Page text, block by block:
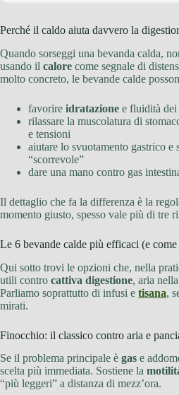
Perché il caldo aiuta davvero la
Quando sorseggi una bevanda calda,
usando il calore come segnale di
molto concreto, le bevande calde
favorire idratazione e fluidità dei
rilassare la muscolatura di
e tensioni
aiutare lo svuotamento gastrico e
“scorrevole”
dare una mano contro gas
Il dettaglio che fa la differenza è la
momento giusto, spesso vale più di tre
Le 6 bevande calde più efficaci (e come
Qui sotto trovi le opzioni che, nella
utili contro cattiva digestione, aria
Parliamo soprattutto di infusi e tisana,
mirati.
Finocchio: il classico contro aria e
Se il problema principale è gas e
scelta più immediata. Sostiene la
“più leggeri” a distanza di mezz’ora.